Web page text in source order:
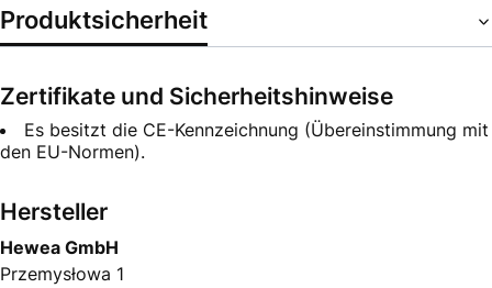
Produktsicherheit
Zertifikate und Sicherheitshinweise
Es besitzt die CE-Kennzeichnung (Übereinstimmung mit
den EU-Normen).
Hersteller
Hewea GmbH
Przemysłowa 1